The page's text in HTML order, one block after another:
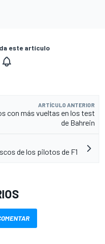
este artículo
ARTÍCULO ANTERIOR
con más vueltas en los test
de Bahrein
de los pilotos de F1